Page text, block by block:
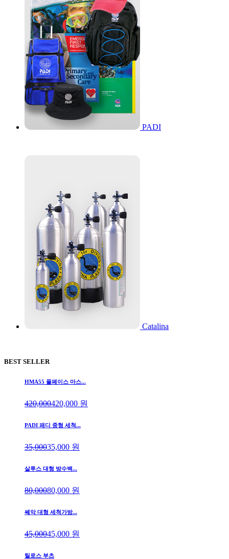
PADI
Catalina
BEST SELLER
HMA55 풀페이스 마스...
420,000420,000 원
PADI 패디 중형 세척...
35,00035,000 원
살루스 대형 방수백...
80,00080,000 원
쎄악 대형 세척가방...
45,00045,000 원
틸로스 부츠